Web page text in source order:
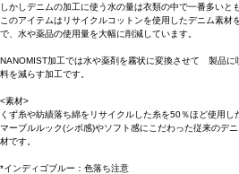
しかしデニムの加工に使う水の量は衣類の中で一番多いと
このアイテムはリサイクルコットンを使用したデニム素材
で、水や薬品の使用量を大幅に削減しています。
NANOMIST加工では水や薬剤を霧状に変換させて 製品に
料を減らす加工です。
<素材>
くず糸や紡績落ち綿をリサイクルした糸を50％ほど使用し
マーブルルック(シボ感)やソフト感にこだわった従来のデ
材です。
*インディゴブルー：色落ち注意